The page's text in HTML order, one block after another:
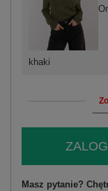
khaki
Masz pytanie?